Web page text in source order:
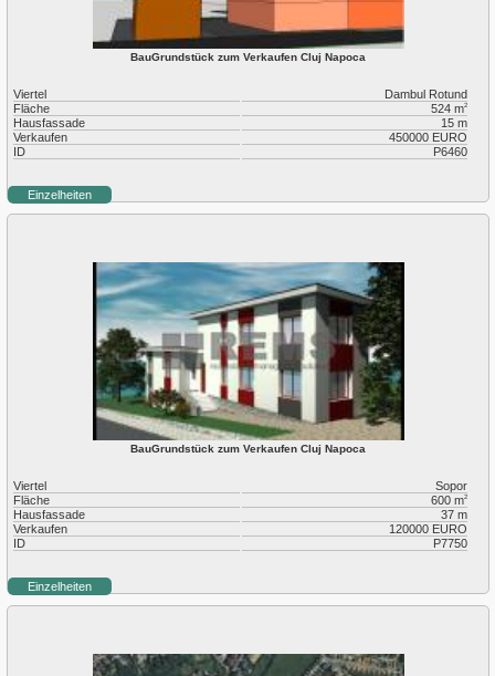
BauGrundstück zum Verkaufen Cluj Napoca
Viertel
Dambul Rotund
Fläche
524 m2
Hausfassade
15 m
Verkaufen
450000 EURO
ID
P6460
Einzelheiten
BauGrundstück zum Verkaufen Cluj Napoca
Viertel
Sopor
Fläche
600 m2
Hausfassade
37 m
Verkaufen
120000 EURO
ID
P7750
Einzelheiten